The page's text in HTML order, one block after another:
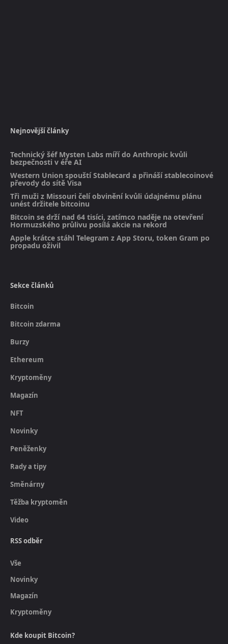
Nejnovější články
Technický šéf Mysten Labs míří do Anthropic kvůli
bezpečnosti v éře AI
Western Union spouští Stablecard a přináší stablecoinové
převody do sítě Visa
Tři muži z Missouri čelí obvinění kvůli údajnému plánu
unést držitele bitcoinu
Bitcoin se drží nad 64 tisíci, zatímco naděje na otevření
Hormuzského průlivu posílá akcie na rekord
Apple krátce stáhl Telegram z App Storu, token Gram po
propadu oživil
Sekce článků
Bitcoin
Bitcoin zdarma
Burzy
Ethereum
Kryptoměny
Magazín
NFT
Novinky
Peněženky
Rady a tipy
Směnárny
Těžba kryptoměn
Video
RSS odběr
Vše
Novinky
Magazín
Kryptoměny
Kde koupit Bitcoin?